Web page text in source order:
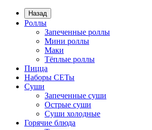
Назад
Роллы
Запеченные роллы
Мини роллы
Маки
Тёплые роллы
Пицца
Наборы СЕТы
Суши
Запеченные суши
Острые суши
Суши холодные
Горячие блюда